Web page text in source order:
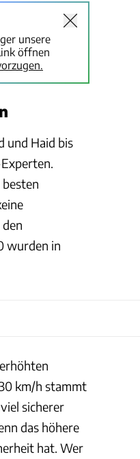
unsere
öffnen
und Haid bis
wurden in
km/h stammt
sicherer
das höhere
hat. Wer